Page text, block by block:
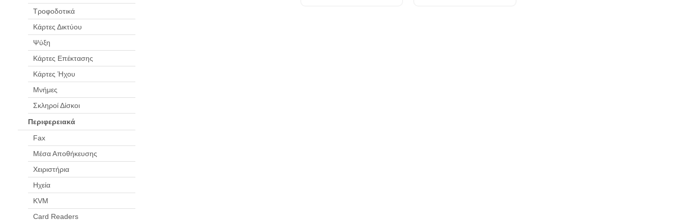
Τροφοδοτικά
Κάρτες Δικτύου
Ψύξη
Κάρτες Επέκτασης
Κάρτες Ήχου
Μνήμες
Σκληροί Δίσκοι
Περιφερειακά
Fax
Μέσα Αποθήκευσης
Χειριστήρια
Ηχεία
KVM
Card Readers